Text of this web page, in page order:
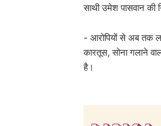
साथी उमेश पासवान की
- आरोपियों से अब तक
कारतूस, सोना गलाने
है।